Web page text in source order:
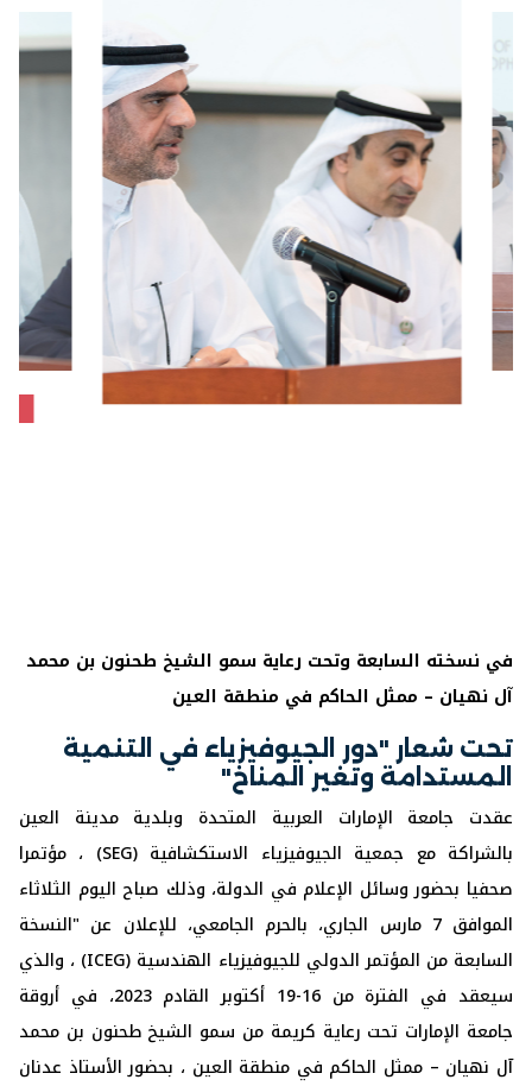
في نسخته السابعة وتحت رعاية سمو الشيخ طحنون بن محمد
آل نهيان – ممثل الحاكم في منطقة العين
تحت شعار "دور الجيوفيزياء في التنمية
المستدامة وتغير المناخ"
عقدت جامعة الإمارات العربية المتحدة وبلدية مدينة العين
بالشراكة مع جمعية الجيوفيزياء الاستكشافية (SEG) ، مؤتمرا
صحفيا بحضور وسائل الإعلام في الدولة، وذلك صباح اليوم الثلاثاء
الموافق 7 مارس الجاري، بالحرم الجامعي، للإعلان عن "النسخة
السابعة من المؤتمر الدولي للجيوفيزياء الهندسية (ICEG) ، والذي
سيعقد في الفترة من 16-19 أكتوبر القادم 2023، في أروقة
جامعة الإمارات تحت رعاية كريمة من سمو الشيخ طحنون بن محمد
آل نهيان – ممثل الحاكم في منطقة العين ، بحضور الأستاذ عدنان